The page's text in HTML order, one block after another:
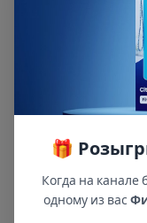
🎁
Когда на
одному из вас